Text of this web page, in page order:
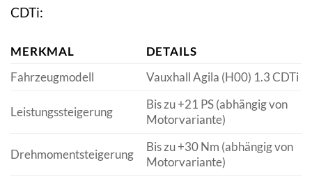
CDTi:
MERKMAL
DETAILS
Fahrzeugmodell
Vauxhall Agila (H00) 1.3 CDTi
Leistungssteigerung
Bis zu +21 PS (abhängig von
Motorvariante)
Drehmomentsteigerung
Bis zu +30 Nm (abhängig von
Motorvariante)